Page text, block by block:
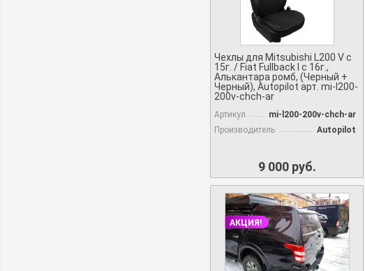
Чехлы для Mitsubishi L200 V с
15г. / Fiat Fullback I c 16г.,
Алькантара ромб, (Черный +
Черный), Autopilot арт. mi-l200-
200v-chch-ar
Артикул
mi-l200-200v-chch-ar
Производитель
Autopilot
9 000 руб.
АКЦИЯ!